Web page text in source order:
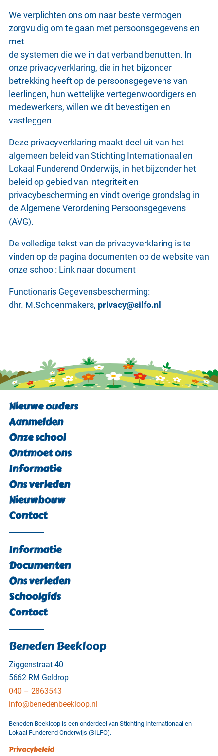
We verplichten ons om naar beste vermogen
zorgvuldig om te gaan met persoonsgegevens en
met
de systemen die we in dat verband benutten. In
onze privacyverklaring, die in het bijzonder
betrekking heeft op de persoonsgegevens van
leerlingen, hun wettelijke vertegenwoordigers en
medewerkers, willen we dit bevestigen en
vastleggen.
Deze privacyverklaring maakt deel uit van het
algemeen beleid van Stichting Internationaal en
Lokaal Funderend Onderwijs, in het bijzonder het
beleid op gebied van integriteit en
privacybescherming en vindt overige grondslag in
de Algemene Verordening Persoonsgegevens
(AVG).
De volledige tekst van de privacyverklaring is te
vinden op de pagina documenten op de website van
onze school: Link naar document
Functionaris Gegevensbescherming:
dhr. M.Schoenmakers, privacy@silfo.nl
Nieuwe ouders
Aanmelden
Onze school
Ontmoet ons
Informatie
Ons verleden
Nieuwbouw
Contact
Informatie
Documenten
Ons verleden
Schoolgids
Contact
Beneden Beekloop
Ziggenstraat 40
5662 RM Geldrop
040 – 2863543
info@benedenbeekloop.nl
Beneden Beekloop is een onderdeel van Stichting Internationaal en
Lokaal Funderend Onderwijs (SILFO).
Privacybeleid